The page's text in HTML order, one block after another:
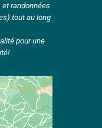
randonnées
tout au long
pour une